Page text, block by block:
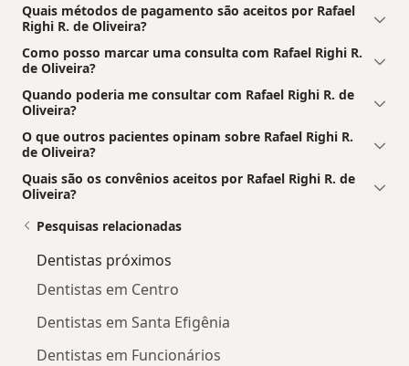
Quais métodos de pagamento são aceitos por Rafael
Righi R. de Oliveira?
Como posso marcar uma consulta com Rafael Righi R.
de Oliveira?
Quando poderia me consultar com Rafael Righi R. de
Oliveira?
O que outros pacientes opinam sobre Rafael Righi R.
de Oliveira?
Quais são os convênios aceitos por Rafael Righi R. de
Oliveira?
Pesquisas relacionadas
Dentistas próximos
Dentistas em Centro
Dentistas em Santa Efigênia
Dentistas em Funcionários